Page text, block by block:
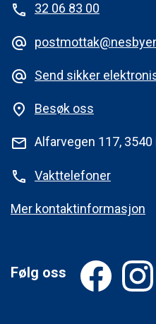
phone
32 06 83 00
alternate_email
alternate_email Send sikker
place Besøk oss
mail Alfarvegen 117,
phone Vakttelefoner
Mer kontaktinformasjon
Følg oss